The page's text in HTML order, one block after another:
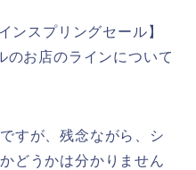
ンスプリングセール】
のお店のラインについて
すが、残念ながら、シ
どうかは分かりません